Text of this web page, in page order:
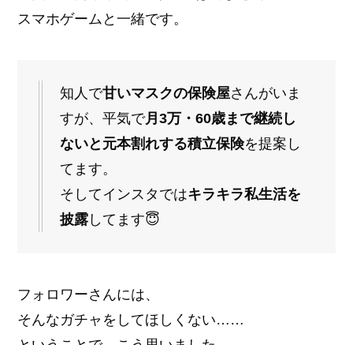
スマホゲームと一緒です。
知人で甘いマスクの保険屋さんがいま
すが、平気で月3万・60歳まで継続し
ないと元本割れする積立保険を提案し
てます。
そしてインスタではキラキラ私生活を
披露 してます😇
フォロワーさんには、
そんなガチャをしてほしくない……